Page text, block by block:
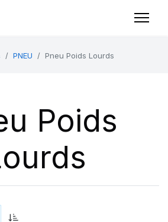
PNEU Pneu Poids Lourds
Poids